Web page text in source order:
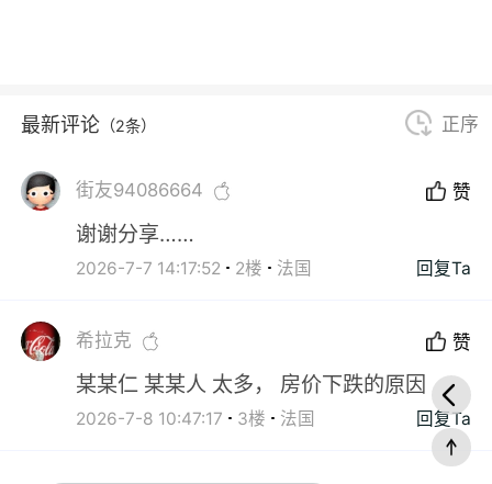
最新评论 （2条） 正序
街友94086664 赞
谢谢分享……
2026-7-7 14:17:52 2楼 法国 回复Ta
希拉克 赞
某某仁 某某人 太多， 房价下跌的原因
2026-7-8 10:47:17 3楼 法国 回复Ta